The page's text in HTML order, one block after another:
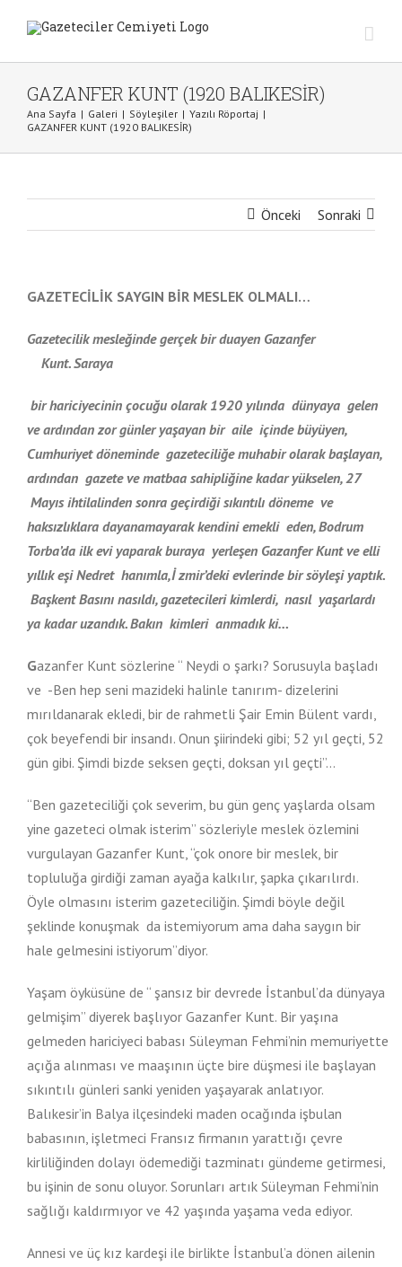
content
GAZANFER KUNT (1920 BALIKESİR)
Ana Sayfa | Galeri | Söyleşiler | Yazılı Röportaj |
GAZANFER KUNT (1920 BALIKESİR)
Önceki Sonraki
GAZETECİLİK SAYGIN BİR MESLEK OLMALI…
Gazetecilik mesleğinde gerçek bir duayen Gazanfer
Kunt. Saraya
bir hariciyecinin çocuğu olarak 1920 yılında dünyaya gelen
ve ardından zor günler yaşayan bir aile içinde büyüyen,
Cumhuriyet döneminde gazeteciliğe muhabir olarak başlayan,
ardından gazete ve matbaa sahipliğine kadar yükselen, 27
Mayıs ihtilalinden sonra geçirdiği sıkıntılı döneme ve
haksızlıklara dayanamayarak kendini emekli eden, Bodrum
Torba’da ilk evi yaparak buraya yerleşen Gazanfer Kunt ve elli
yıllık eşi Nedret hanımla,İ zmir’deki evlerinde bir söyleşi yaptık.
Başkent Basını nasıldı, gazetecileri kimlerdi, nasıl yaşarlardı
ya kadar uzandık. Bakın kimleri anmadık ki…
Gazanfer Kunt sözlerine “ Neydi o şarkı? Sorusuyla başladı
ve -Ben hep seni mazideki halinle tanırım- dizelerini
mırıldanarak ekledi, bir de rahmetli Şair Emin Bülent vardı,
çok beyefendi bir insandı. Onun şiirindeki gibi; 52 yıl geçti, 52
gün gibi. Şimdi bizde seksen geçti, doksan yıl geçti”…
“Ben gazeteciliği çok severim, bu gün genç yaşlarda olsam
yine gazeteci olmak isterim” sözleriyle meslek özlemini
vurgulayan Gazanfer Kunt, “çok onore bir meslek, bir
topluluğa girdiği zaman ayağa kalkılır, şapka çıkarılırdı.
Öyle olmasını isterim gazeteciliğin. Şimdi böyle değil
şeklinde konuşmak da istemiyorum ama daha saygın bir
hale gelmesini istiyorum”diyor.
Yaşam öyküsüne de “ şansız bir devrede İstanbul’da dünyaya
gelmişim” diyerek başlıyor Gazanfer Kunt. Bir yaşına
gelmeden hariciyeci babası Süleyman Fehmi’nin memuriyette
açığa alınması ve maaşının üçte bire düşmesi ile başlayan
sıkıntılı günleri sanki yeniden yaşayarak anlatıyor.
Balıkesir’in Balya ilçesindeki maden ocağında işbulan
babasının, işletmeci Fransız firmanın yarattığı çevre
kirliliğinden dolayı ödemediği tazminatı gündeme getirmesi,
bu işinin de sonu oluyor. Sorunları artık Süleyman Fehmi’nin
sağlığı kaldırmıyor ve 42 yaşında yaşama veda ediyor.
Annesi ve üç kız kardeşi ile birlikte İstanbul’a dönen ailenin